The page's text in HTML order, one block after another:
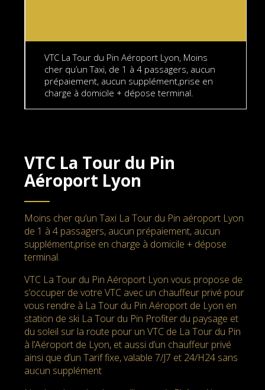
VTC La Tour du Pin Aéroport Lyon, Moins
cher qu’un Taxi, de 1 à 4 passagers, aucun
prépaiement, aucun supplément,prise en
charge à domicile + dépose terminal.
VTC La Tour du Pin
Aéroport Lyon
Moins cher qu’un Taxi La Tour du Pin aéroport Lyon
de 1 à 4 passagers, aucun prépaiement, aucun
supplément,prise en charge à domicile + dépose
terminal.
VTC La Tour du Pin Aéroport Lyon vous propose de
s’occuper de votre VTC avec un chauffeur privé pour
vous rendre à La Tour du Pin Aéroport de Lyon en
station de ski La Tour du Pin Profiter du paysage et
du soleil sur la route pour un VTC de La Tour du Pin
à l’Aéroport de Lyon, et aussi d’un chauffeur privé
ainsi que d’un Tarif fixe, valable 7/J7 et 24/H24 sans
aucun supplément